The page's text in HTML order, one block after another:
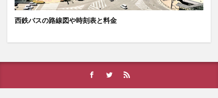
西鉄バスの路線図や時刻表と料金